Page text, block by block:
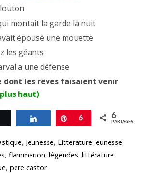
montait la garde la nuit
épousé une mouette
les géants
a une défense
dont les rêves faisaient venir
haut)
Partagez Épingle
6 6
PARTAGES
, Jeunesse, Litterature Jeunesse
, flammarion, légendes, littérature
, pere castor